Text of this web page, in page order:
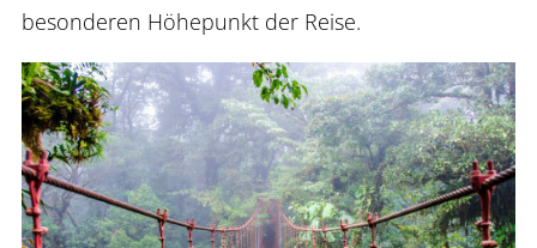
besonderen Höhepunkt der Reise.